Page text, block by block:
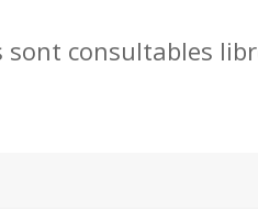
sont consultables